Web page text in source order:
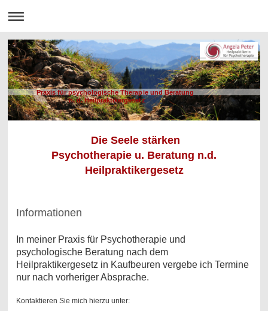
Praxis für psychologische Therapie und Beratung
n. d. Heilpraktikergesetz
Die Seele stärken
Psychotherapie u. Beratung n.d.
Heilpraktikergesetz
Informationen
In meiner Praxis für Psychotherapie und
psychologische Beratung nach dem
Heilpraktikergesetz in Kaufbeuren vergebe ich Termine
nur nach vorheriger Absprache.
Kontaktieren Sie mich hierzu unter: